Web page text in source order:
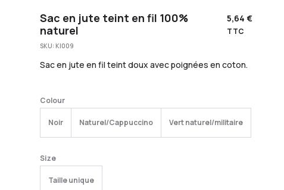
Sac en jute teint en fil 100%
naturel
5,64 €
TTC
SKU: KI009
Sac en jute en fil teint doux avec poignées en coton.
Colour
Noir Naturel/Cappuccino Vert naturel/militaire
Size
Taille unique